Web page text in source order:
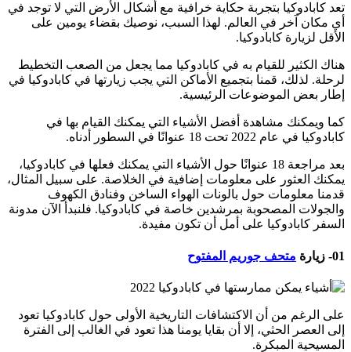
تعد كابادوكيا بتجربة حكاية خرافية مع أشكال الأرض التي لا توجد في
أي مكان آخر في العالم. لهذا السبب، نوصيك بقضاء يومين على
الأقل لزيارة كابادوكيا.
هناك الكثير للقيام به في كابادوكيا مما يجعل من الصعب التخطيط
لرحلة. لذلك، قمنا بتجميع الأماكن التي يجب زيارتها في كابادوكيا في
إطار بعض الموضوعات الرئيسية.
كما ويمكنك مشاهدة أفضل الأشياء التي يمكنك القيام بها في
كابادوكيا في عام 2022 تحت 18 عنوانًا في السطور أدناه.
بعد مراجعة 18 عنوانًا حول الأشياء التي يمكنك فعلها في كابادوكيا،
يمكنك العثور على معلومات إضافية في الخلاصة. على سبيل المثال،
قدمنا ​​معلومات حول بالونات الهواء الساخن وفنادق الكهوف
والجولات المصحوبة بمرشدين خاصة في كابادوكيا. فلنبدأ الآن مدونة
السفر كابادوكيا على أمل أن تكون مفيدة.
01- زيارة متحف جوريم المفتوح
على الرغم من أن الاكتشافات التاريخية الأولى حول كابادوكيا تعود
إلى العصر الحثي، إلا أن بقايا يومنا هذا تعود في الغالب إلى الفترة
المسيحية المبكرة.